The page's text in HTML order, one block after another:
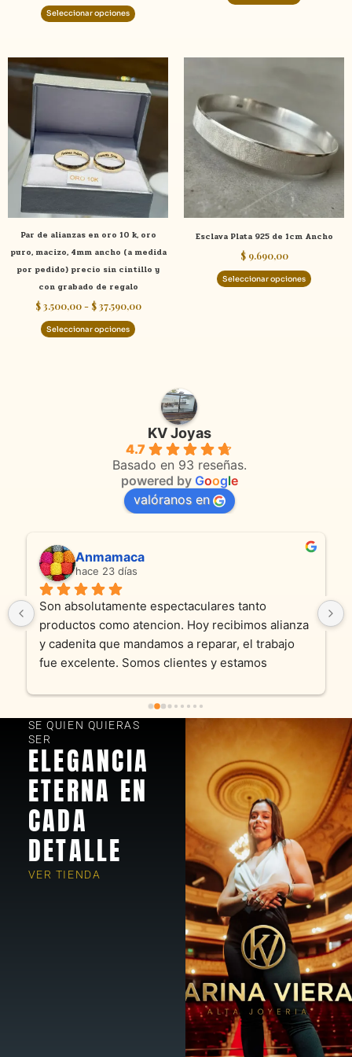
Seleccionar opciones producto
Par de alianzas en oro 10 k, oro
puro, macizo, 4mm ancho (a medida
por pedido) precio sin cintillo y
con grabado de regalo
$3.500,00 - $37.590,00
precios:
desde
$ 3.500,00
hasta
$ 37.590,00
Seleccionar opciones
producto
tiene
múltiples
variantes.
Las
opciones
se
pueden
elegir
en
la
página
de
producto
Esclava Plata 925 de 1cm Ancho
$9.690,00
Seleccionar opciones
Las
se
elegir
en
página
KV Joyas
4.7
Basado en 93 reseñas.
powered by Google
valóranos en
Anmamaca
hace 23 días
Son absolutamente espectaculares tanto
productos como atencion. Hoy recibimos alianza
y cadenita que mandamos a reparar, el trabajo
fue excelente. Somos clientes y estamos
SE QUIEN QUIERAS
SER
ELEGANCIA
ETERNA EN
CADA
DETALLE
VER TIENDA